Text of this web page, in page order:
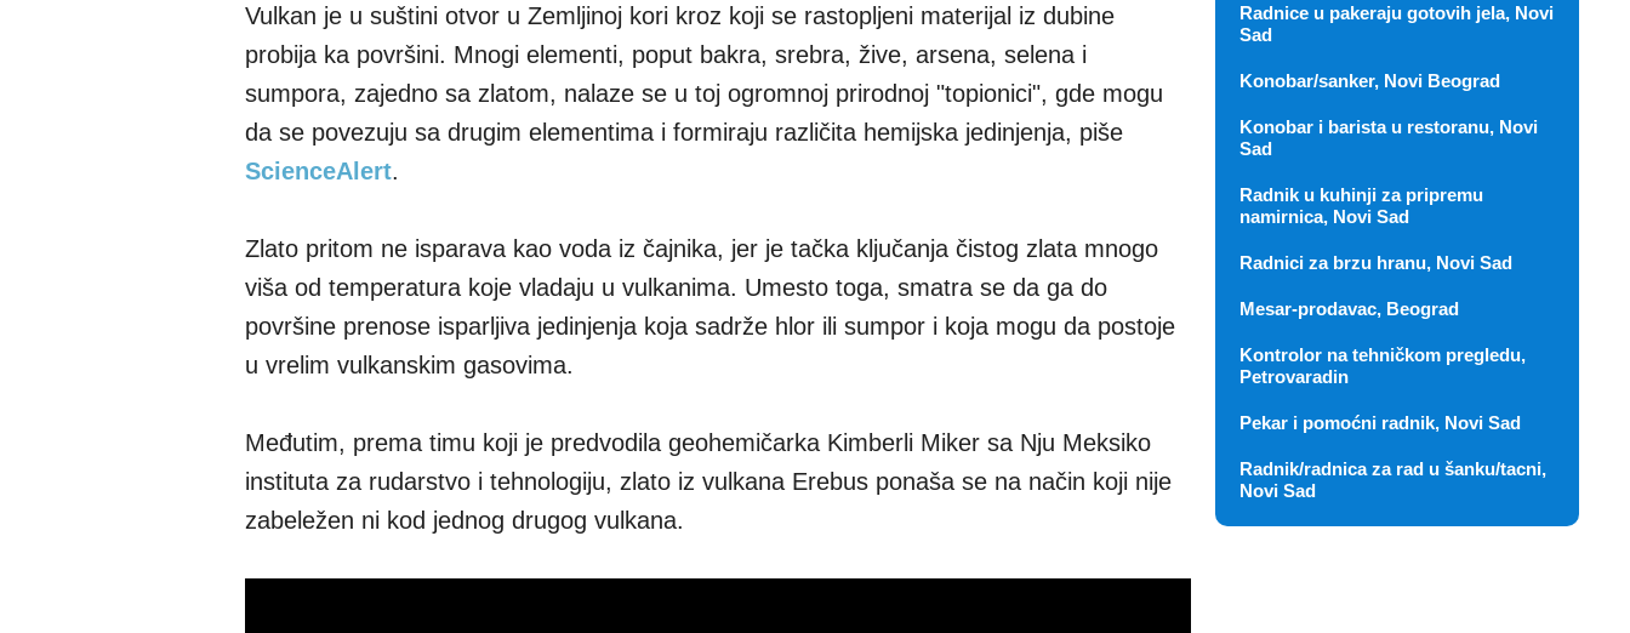
Vulkan je u suštini otvor u Zemljinoj kori kroz koji se rastopljeni materijal iz dubine
probija ka površini. Mnogi elementi, poput bakra, srebra, žive, arsena, selena i
sumpora, zajedno sa zlatom, nalaze se u toj ogromnoj prirodnoj "topionici", gde mogu
da se povezuju sa drugim elementima i formiraju različita hemijska jedinjenja, piše
ScienceAlert.
Zlato pritom ne isparava kao voda iz čajnika, jer je tačka ključanja čistog zlata mnogo
viša od temperatura koje vladaju u vulkanima. Umesto toga, smatra se da ga do
površine prenose isparljiva jedinjenja koja sadrže hlor ili sumpor i koja mogu da postoje
u vrelim vulkanskim gasovima.
Međutim, prema timu koji je predvodila geohemičarka Kimberli Miker sa Nju Meksiko
instituta za rudarstvo i tehnologiju, zlato iz vulkana Erebus ponaša se na način koji nije
zabeležen ni kod jednog drugog vulkana.
Radnice u pakeraju gotovih jela, Novi
Sad
Konobar/sanker, Novi Beograd
Konobar i barista u restoranu, Novi
Sad
Radnik u kuhinji za pripremu
namirnica, Novi Sad
Radnici za brzu hranu, Novi Sad
Mesar-prodavac, Beograd
Kontrolor na tehničkom pregledu,
Petrovaradin
Pekar i pomoćni radnik, Novi Sad
Radnik/radnica za rad u šanku/tacni,
Novi Sad